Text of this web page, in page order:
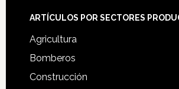
ARTÍCULOS POR SECTORES
Agricultura
Bomberos
Construcción